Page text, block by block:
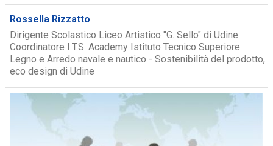
Rossella Rizzatto
Dirigente Scolastico Liceo Artistico "G. Sello" di Udine
Coordinatore I.T.S. Academy Istituto Tecnico Superiore
Legno e Arredo navale e nautico - Sostenibilità del prodotto,
eco design di Udine